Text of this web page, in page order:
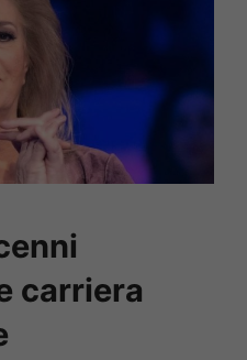
carriera